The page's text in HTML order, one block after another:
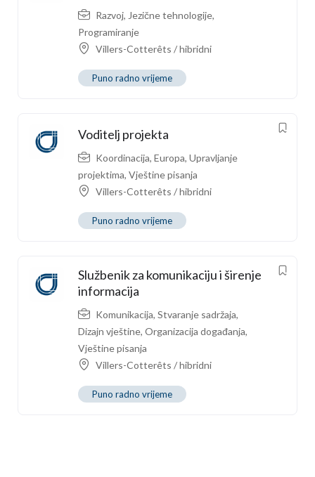
Razvoj, Jezične tehnologije,
Programiranje
Villers-Cotterêts / hibridni
Puno radno vrijeme
Voditelj projekta
Koordinacija, Europa, Upravljanje
projektima, Vještine pisanja
Villers-Cotterêts / hibridni
Puno radno vrijeme
Službenik za komunikaciju i širenje
informacija
Komunikacija, Stvaranje sadržaja,
Dizajn vještine, Organizacija događanja,
Vještine pisanja
Villers-Cotterêts / hibridni
Puno radno vrijeme